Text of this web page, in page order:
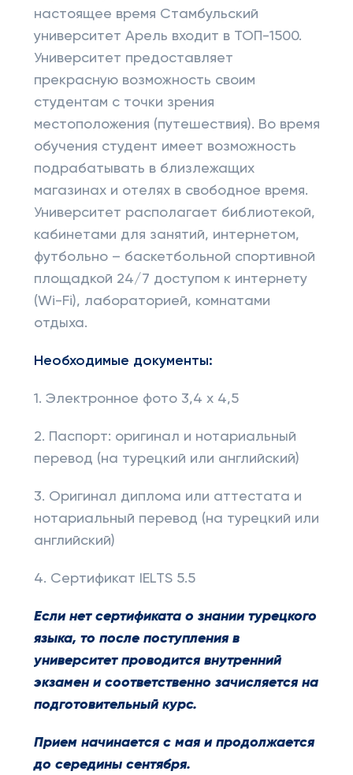
настоящее время Стамбульский
университет Арель входит в ТОП-1500.
Университет предоставляет
прекрасную возможность своим
студентам с точки зрения
местоположения (путешествия). Во время
обучения студент имеет возможность
подрабатывать в близлежащих
магазинах и отелях в свободное время.
Университет располагает библиотекой,
кабинетами для занятий, интернетом,
футбольно – баскетбольной спортивной
площадкой 24/7 доступом к интернету
(Wi-Fi), лабораторией, комнатами
отдыха.
Необходимые документы:
1. Электронное фото 3,4 х 4,5
2. Паспорт: оригинал и нотариальный
перевод (на турецкий или английский)
3. Оригинал диплома или аттестата и
нотариальный перевод (на турецкий или
английский)
4. Сертификат IELTS 5.5
Если нет сертификата о знании турецкого
языка, то после поступления в
университет проводится внутренний
экзамен и соответственно зачисляется на
подготовительный курс.
Прием начинается с мая и продолжается
до середины сентября.